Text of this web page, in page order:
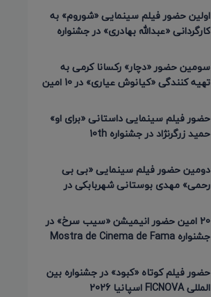
اولین حضور فیلم سینمایی «شوروم» به
کارگردانی «عبدالله بهادری» در جشنواره
سومین حضور «دچار» رکسانا کرمی به
تهیه کنندگی «کیانوش عیاری» در 10 امین
حضور فیلم سینمایی داستانی «برای او»
حمید زرگرنژاد در جشنواره 10th
دومین حضور فیلم سینمایی «بی بی
رحمی» مهدی بوستانی شهربابکی در
20 امین حضور انیمیشن «سیب سرخ» در
جشنواره Mostra de Cinema de Fama
حضور فیلم کوتاه «کبود» در جشنواره بین
المللی FICNOVA اسپانیا 2026